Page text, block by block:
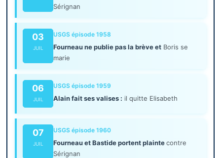
Sérignan
03
JUIL
USGS épisode 1958
Fourneau ne publie pas la brève et Boris se
marie
06
JUIL
USGS épisode 1959
Alain fait ses valises : il quitte Elisabeth
07
JUIL
USGS épisode 1960
Fourneau et Bastide portent plaintecontre
Sérignan